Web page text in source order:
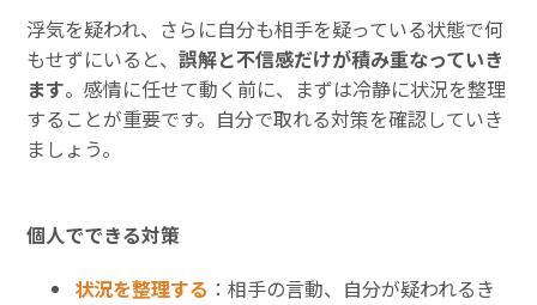
浮気を疑われ、さらに自分も相手を疑っている状態で何
もせずにいると、誤解と不信感だけが積み重なっていき
ます。感情に任せて動く前に、まずは冷静に状況を整理
することが重要です。自分で取れる対策を確認していき
ましょう。
個人でできる対策
状況を整理する ：相手の言動、自分が疑われるき